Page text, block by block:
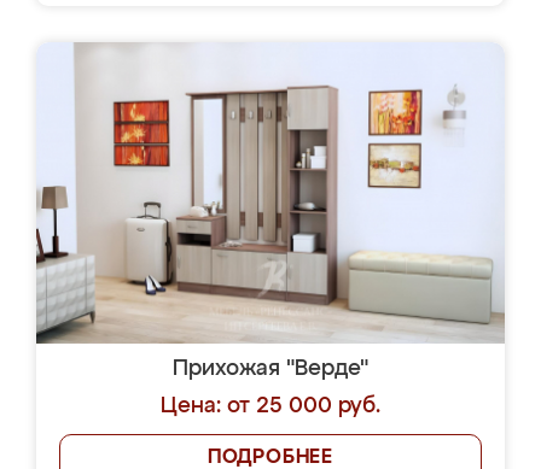
Прихожая "Верде"
Цена: от 25 000 руб.
ПОДРОБНЕЕ